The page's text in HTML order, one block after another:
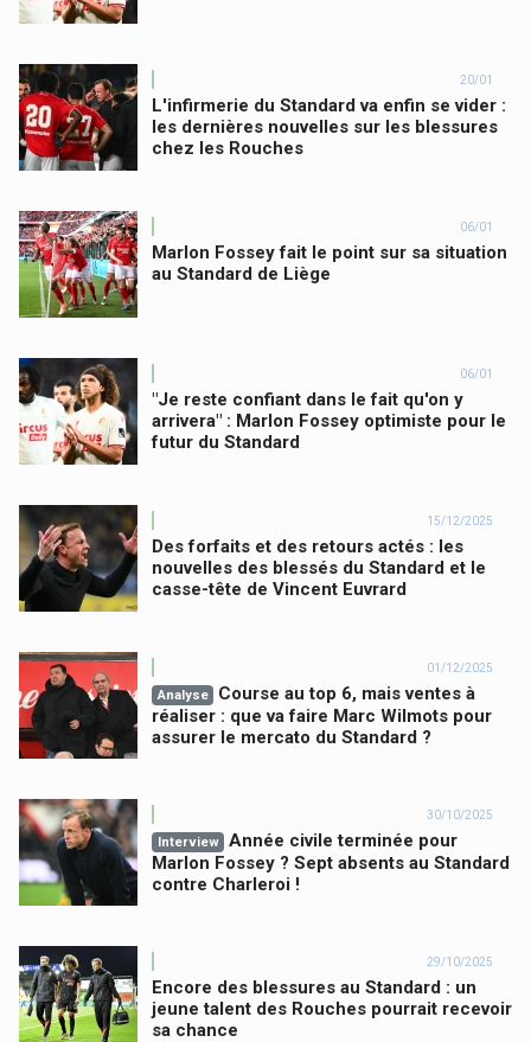
20/01
L'infirmerie du Standard va enfin se vider :
les dernières nouvelles sur les blessures
chez les Rouches
06/01
Marlon Fossey fait le point sur sa situation
au Standard de Liège
06/01
"Je reste confiant dans le fait qu'on y
arrivera" : Marlon Fossey optimiste pour le
futur du Standard
15/12/2025
Des forfaits et des retours actés : les
nouvelles des blessés du Standard et le
casse-tête de Vincent Euvrard
01/12/2025
Analyse
Course au top 6, mais ventes à
réaliser : que va faire Marc Wilmots pour
assurer le mercato du Standard ?
30/10/2025
Interview
Année civile terminée pour
Marlon Fossey ? Sept absents au Standard
contre Charleroi !
29/10/2025
Encore des blessures au Standard : un
jeune talent des Rouches pourrait recevoir
sa chance